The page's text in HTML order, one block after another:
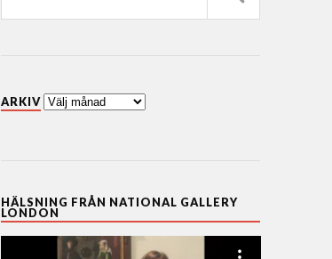
ARKIV
HÄLSNING FRÅN NATIONAL GALLERY
LONDON
Videospelare